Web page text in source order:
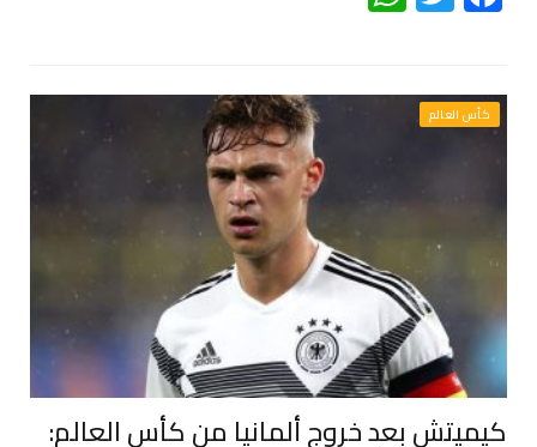
كأس العالم
كيميتش بعد خروج ألمانيا من كأس العالم: